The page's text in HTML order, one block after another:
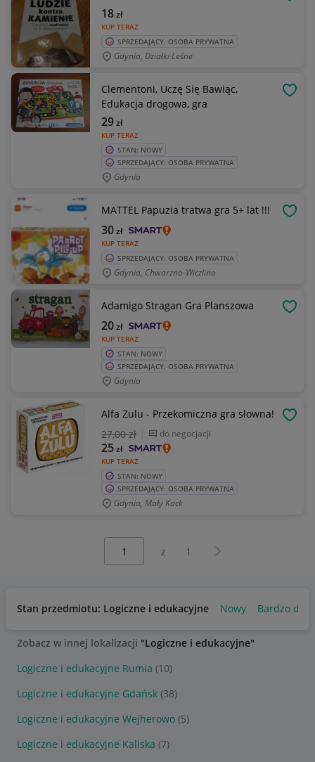
KUP TERAZ
18zł
SPRZEDAJĄCY: OSOBA PRYWATNA
Gdynia, Działki Leśne
Clementoni, Uczę Się Bawiąc,
Edukacja drogowa, gra
KUP TERAZ
29zł
STAN: NOWY
SPRZEDAJĄCY: OSOBA PRYWATNA
Gdynia
MATTEL Papuzia tratwa gra 5+ lat !!!
KUP TERAZ
30zł
SPRZEDAJĄCY: OSOBA PRYWATNA
Gdynia, Chwarzno-Wiczlino
Adamigo Stragan Gra Planszowa
KUP TERAZ
20zł
STAN: NOWY
SPRZEDAJĄCY: OSOBA PRYWATNA
Gdynia
Alfa Zulu - Przekomiczna gra słowna!
27,00 zł do negocjacji
KUP TERAZ
25zł
STAN: NOWY
SPRZEDAJĄCY: OSOBA PRYWATNA
Gdynia, Mały Kack
z 1 Następna strona
Stan przedmiotu: Logiczne i edukacyjne Nowy Bardzo
Zobacz w innej lokalizacji "Logiczne i edukacyjne"
Logiczne i edukacyjne Rumia (10)
Logiczne i edukacyjne Gdańsk (38)
Logiczne i edukacyjne Wejherowo (5)
Logiczne i edukacyjne Kaliska (7)